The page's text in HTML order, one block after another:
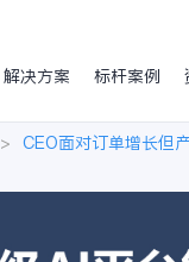
解决方案 标杆案例
> CEO面对订单增长但